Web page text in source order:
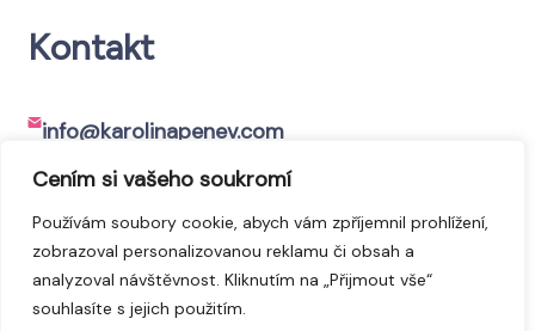
Cením si vašeho soukromí
Používám soubory cookie, abych vám zpříjemnil prohlížení,
zobrazoval personalizovanou reklamu či obsah a
analyzoval návštěvnost. Kliknutím na „Přijmout vše“
souhlasíte s jejich použitím.
Kontakt
info@karolinapenev.com
+420 775 890 731